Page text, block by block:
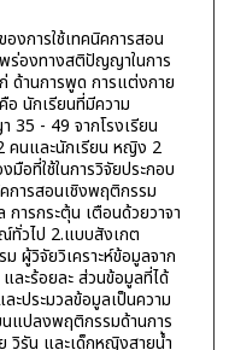
งการใช้เทคนิคการสอน
ร่องทางสติปัญญาในการ
ด้านการพูด การแต่งกาย
อ นักเรียนที่มีความ
- 49 จากโรงเรียน
คนและนักเรียน หญิง 2
มือที่ใช้ในการวิจัยประกอบ
การสอนเชิงพฤติกรรม
การกระตุ้น เตือนด้วยวาจา
ทั่วไป 2.แบบสังเกต
ผู้วิจัยวิเคราะห์ข้อมูลจาก
ละร้อยละ ส่วนข้อมูลที่ได้
ะประมวลข้อมูลเป็นความ
นแปลงพฤติกรรมด้านการ
วิรัน และเด็กหญิงสายน้ำ